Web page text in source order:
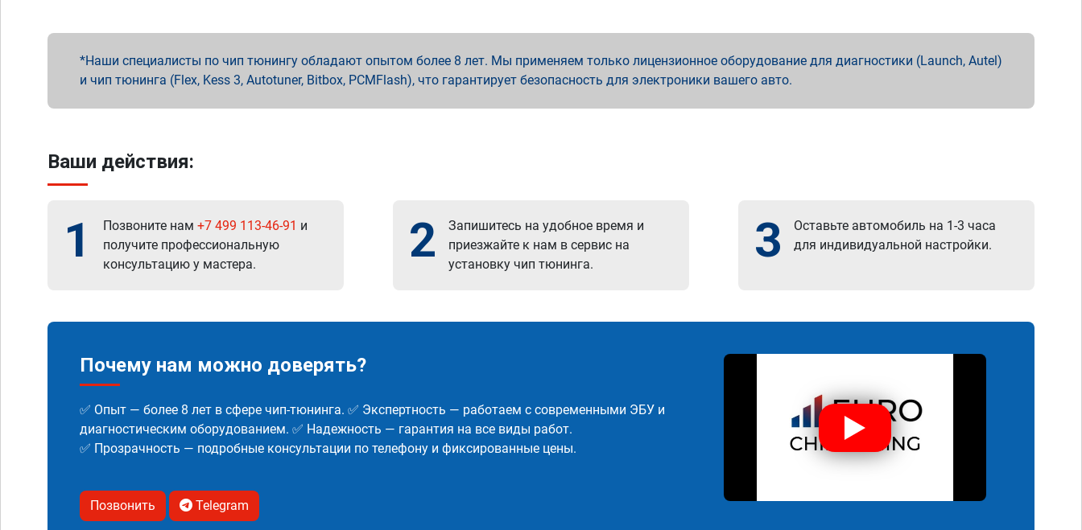
Наши специалисты по чип тюнингу обладают опытом более 8 лет. Мы применяем только лицензионное оборудование для диагностики (Launch, Autel)
и чип тюнинга (Flex, Kess 3, Autotuner, Bitbox, PCMFlash), что гарантирует безопасность для электроники вашего авто.
Ваши действия:
1 Позвоните нам +7 499 113-46-91 и
получите профессиональную
консультацию у мастера.
2
Запишитесь на удобное время и
приезжайте к нам в сервис на
установку чип тюнинга.
3
Оставьте автомобиль на 1-3 часа
для индивидуальной настройки.
Почему нам можно доверять?
✅ Опыт — более 8 лет в сфере чип-тюнинга. ✅ Экспертность — работаем с современными ЭБУ и
диагностическим оборудованием. ✅ Надежность — гарантия на все виды работ.
✅ Прозрачность — подробные консультации по телефону и фиксированные цены.
Позвонить Telegram